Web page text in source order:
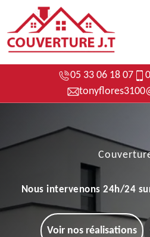
05 33 06 18 07
Nous intervenons 24h/24
Voir nos réalisations